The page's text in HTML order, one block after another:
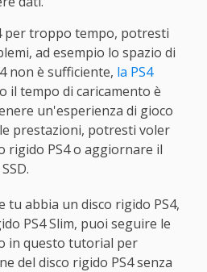
per troppo tempo, potresti
ad esempio lo spazio di
non è sufficiente, la PS4
o il tempo di caricamento è
un'esperienza di gioco
prestazioni, potresti voler
rigido PS4 o aggiornare il
tu abbia un disco rigido PS4,
PS4 Slim, puoi seguire le
in questo tutorial per
del disco rigido PS4 senza